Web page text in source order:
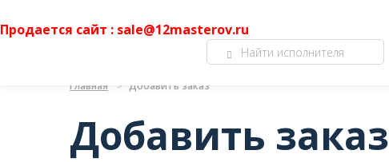
Продается сайт : sale@12masterov.ru
Главная Добавить заказ
Добавить заказ